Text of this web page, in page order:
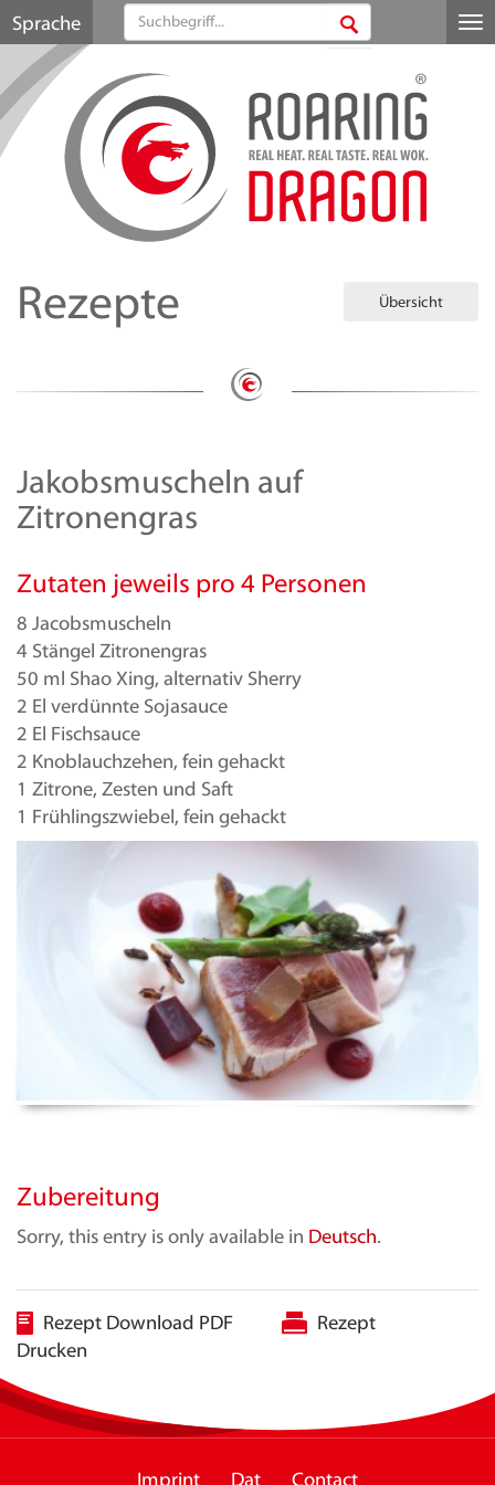
Sprache
Rezepte Übersicht
Jakobsmuscheln auf
Zitronengras
Zutaten jeweils pro 4 Personen
8 Jacobsmuscheln
4 Stängel Zitronengras
50 ml Shao Xing, alternativ Sherry
2 El verdünnte Sojasauce
2 El Fischsauce
2 Knoblauchzehen, fein gehackt
1 Zitrone, Zesten und Saft
1 Frühlingszwiebel, fein gehackt
Zubereitung
Sorry, this entry is only available in Deutsch.
Rezept Download PDF
Rezept
Drucken
Imprint Dat Contact